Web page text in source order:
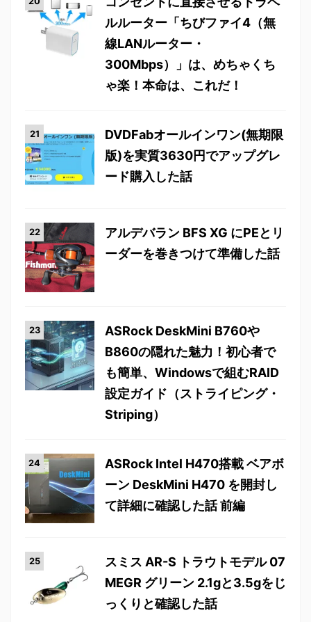
ルルーター「ちびファイ4（無
線LANルーター・
300Mbps）」は、めちゃくち
ゃ楽！本命は、これだ！
DVDFabオールインワン(無期限
版)を実質3630円でアップグレ
ード購入した話
アルデバラン BFS XG にPEとリ
ーダーを巻きつけて準備した話
ASRock DeskMini B760や
B860の隠れた魅力！初心者で
も簡単、Windowsで組むRAID
設定ガイド（ストライピング・
Striping）
ASRock Intel H470搭載 ベアボ
ーン DeskMini H470 を開封し
て詳細に確認した話 前編
スミス AR-S トラウトモデル 07
MEGR グリーン 2.1gと3.5gをじ
っくりと確認した話